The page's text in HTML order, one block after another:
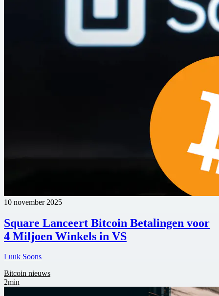
10 november 2025
Square Lanceert Bitcoin Betalingen voor
4 Miljoen Winkels in VS
Luuk Soons
Bitcoin nieuws
2min